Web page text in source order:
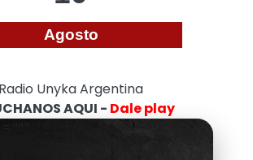
Agosto
Radio Unyka Argentina
AQUI - Dale play